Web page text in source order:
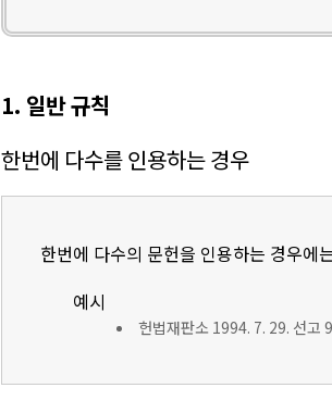
1. 일반 규칙
한번에 다수를 인용하는 경우
한번에 다수의 문헌을 인용하는 경우
예시
헌법재판소 1994. 7. 29. 선고